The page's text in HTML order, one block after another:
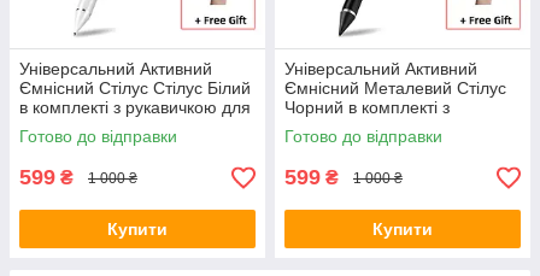
Універсальний Активний
Ємнісний Стілус Стілус Білий
в комплекті з рукавичкою для
телефону, планшета
Готово до відправки
599 ₴ 1 000 ₴
Купити
Універсальний Активний
Ємнісний Металевий Стілус
Чорний в комплекті з
рукавичкою для телефону,
планшета
Готово до відправки
599 ₴ 1 000 ₴
Купити